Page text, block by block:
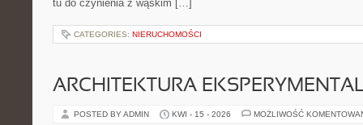
tu do czynienia z wąskim […]
CATEGORIES: NIERUCHOMOŚCI
ARCHITEKTURA
POSTED BY ADMIN KWI - 15 - 2026 MOŻLIWOŚĆ